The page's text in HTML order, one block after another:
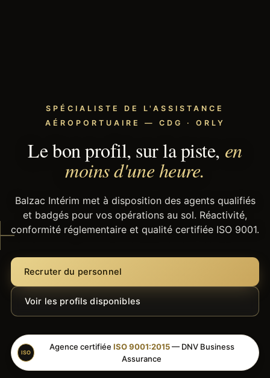
SPÉCIALISTE DE L'ASSISTANCE
AÉROPORTUAIRE — CDG · ORLY
Le bon profil, sur la piste, en
moins d'une heure.
Balzac Intérim met à disposition des agents qualifiés
et badgés pour vos opérations au sol. Réactivité,
conformité réglementaire et qualité certifiée ISO 9001.
Recruter du personnel
Voir les profils disponibles
ISO
Agence certifiée ISO 9001:2015— DNV Business
Assurance